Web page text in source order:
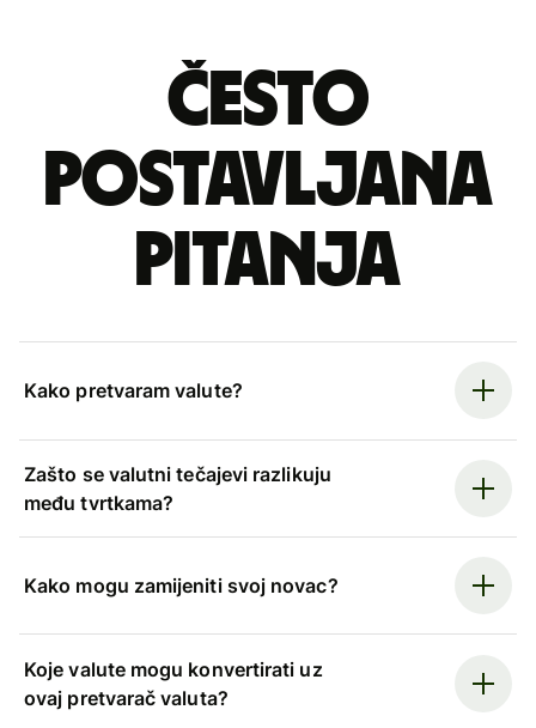
Često
postavljana
pitanja
Kako pretvaram valute?
Zašto se valutni tečajevi razlikuju
među tvrtkama?
Kako mogu zamijeniti svoj novac?
Koje valute mogu konvertirati uz
ovaj pretvarač valuta?